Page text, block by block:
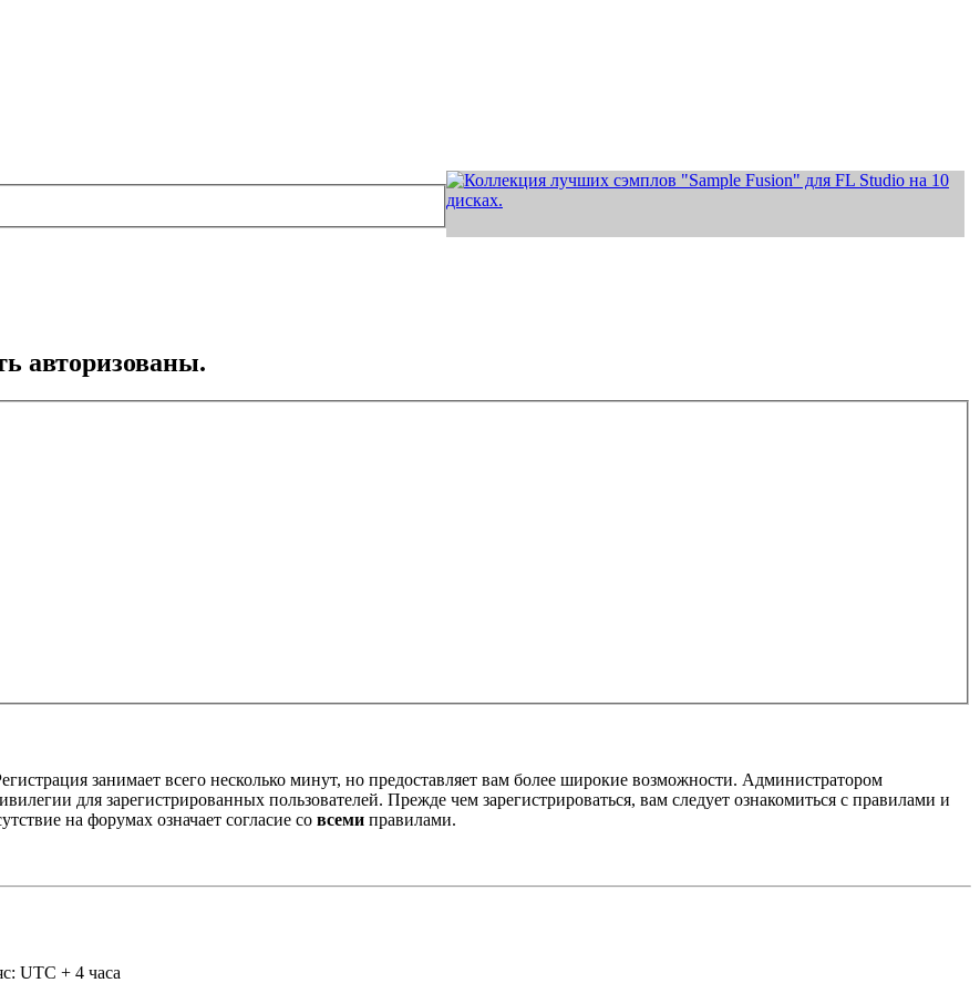
авторизованы.
занимает всего несколько минут, но предоставляет вам более широкие возможности. Администратором
для зарегистрированных пользователей. Прежде чем зарегистрироваться, вам следует ознакомиться с правилами и
на форумах означает согласие со всеми правилами.
UTC + 4 часа